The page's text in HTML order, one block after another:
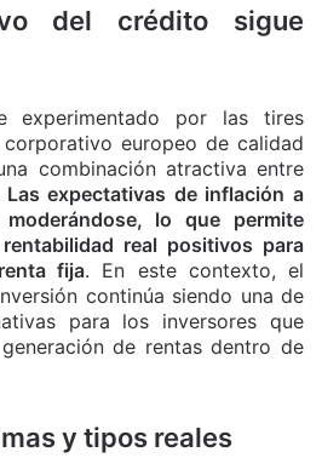
del crédito sigue
experimentado por las tires
europeo de calidad
combinación atractiva entre
Las expectativas de inflación a
lo que permite
real positivos para
fija. En este contexto, el
continúa siendo una de
para los inversores que
de rentas dentro de
y tipos reales